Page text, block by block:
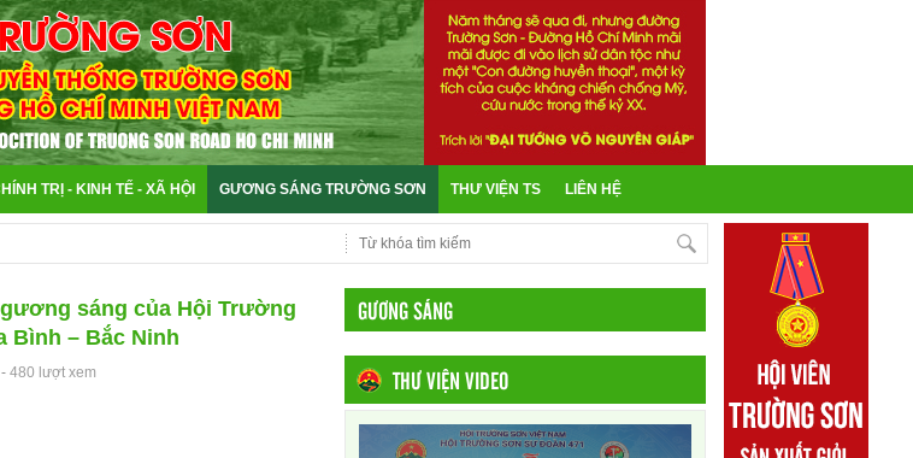
TRỊ - KINH TẾ - XÃ HỘI GƯƠNG SÁNG TRƯỜNG SƠN THƯ VIỆN TS LIÊN HỆ
sáng của Hội Trường
Bình – Bắc Ninh
- 480 lượt xem
GƯƠNG SÁNG
THƯ VIỆN VIDEO